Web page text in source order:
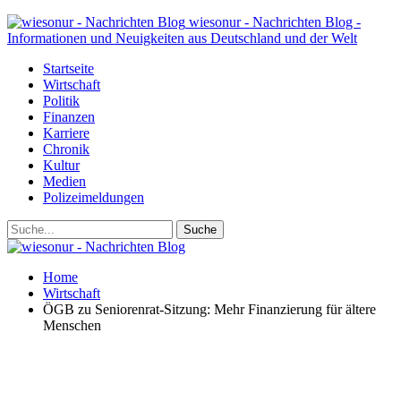
wiesonur - Nachrichten Blog -
Informationen und Neuigkeiten aus Deutschland und der Welt
Startseite
Wirtschaft
Politik
Finanzen
Karriere
Chronik
Kultur
Medien
Polizeimeldungen
Home
Wirtschaft
ÖGB zu Seniorenrat-Sitzung: Mehr Finanzierung für ältere
Menschen